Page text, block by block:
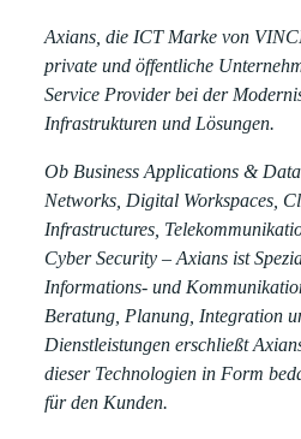
Axians, die ICT Marke von
private und öffentliche
Service Provider bei der
Infrastrukturen und Lösungen.
Ob Business Applications &
Networks, Digital Workspaces,
Infrastructures,
Cyber Security – Axians ist
Informations- und
Beratung, Planung, Integration
Dienstleistungen erschließt
dieser Technologien in Form
für den Kunden.